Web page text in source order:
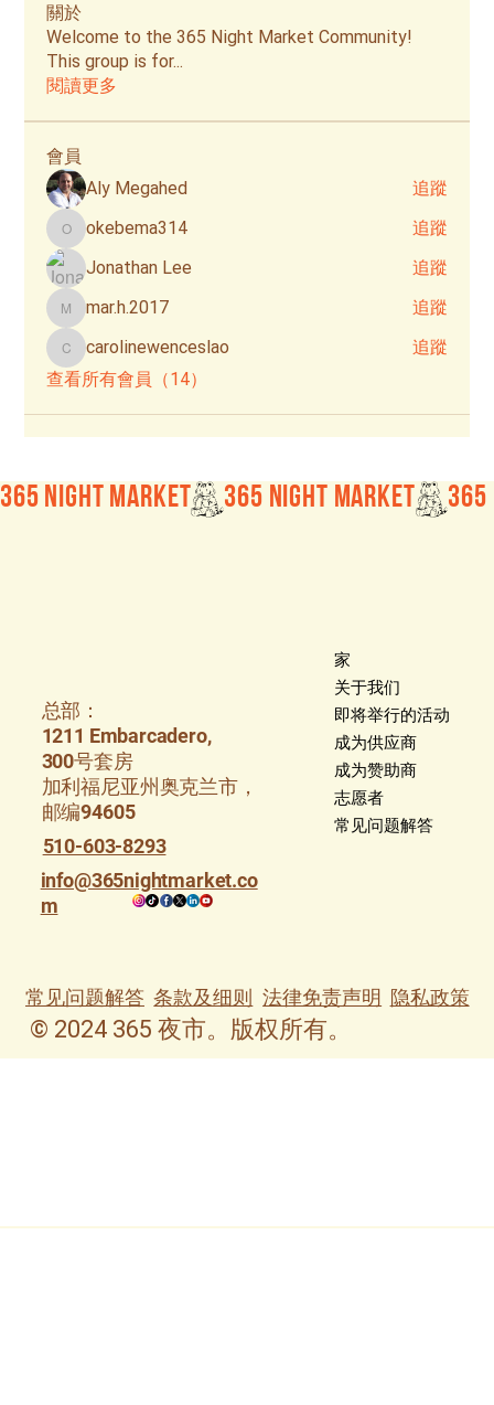
關於
Welcome to the 365 Night Market Community!
This group is for...
閱讀更多
會員
Aly Megahed
追蹤
okebema314
okebema314
追蹤
Jonathan Lee
追蹤
mar.h.2017
mar.h.2017 追蹤
carolinewenceslao
carolinewenceslao
追蹤
查看所有會員（14）
365 Night Market
总部：
1211 Embarcadero,
300号套房
加利福尼亚州奥克兰市，
邮编94605
510-603-8293
info@365nightmarket.co
m
家
关于我们
即将举行的活动
成为供应商
成为赞助商
志愿者
常见问题解答
常见问题解答 条款及细则 法律免责声明 隐私政策
© 2024 365 夜市。版权所有。